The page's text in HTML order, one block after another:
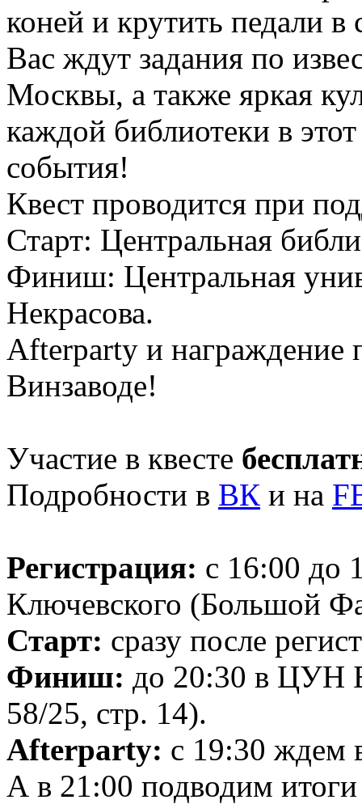
коней и крутить педали
Вас ждут задания по
Москвы, а также яркая
каждой библиотеки в
события!
Квест проводится при
Старт: Центральная
Финиш: Центральная
Некрасова.
Afterparty и награждение
Винзаводе!
Участие в квесте
Подробности в ВК и на
Регистрация: с 16:00 до
Ключевского (Большой
Старт: сразу после
Финиш: до 20:30 в ЦУН
58/25, стр. 14).
Afterparty: с 19:30 ждем
А в 21:00 подводим